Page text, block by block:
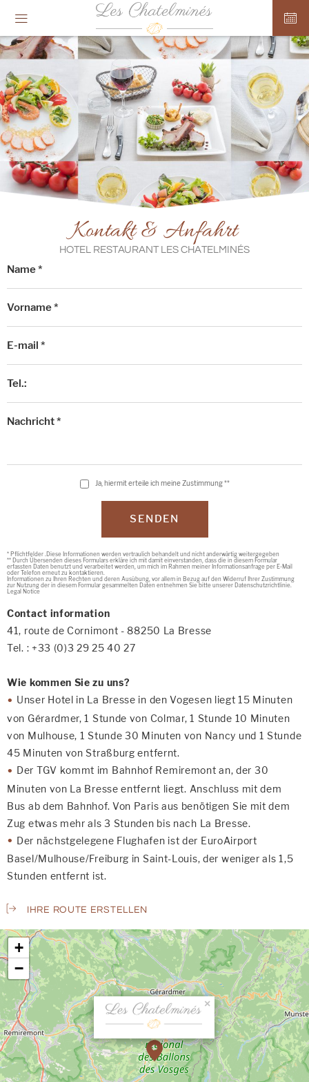
Kontakt & Anfahrt
HOTEL RESTAURANT LES CHATELMINÉS
Name *
Vorname *
E-mail *
Tel.:
Nachricht *
Ja, hiermit erteile ich meine Zustimmung **
SENDEN
* Pflichtfelder .Diese Informationen werden vertraulich behandelt und nicht anderwärtig weitergegeben
** Durch Übersenden dieses Formulars erkläre ich mit damit einverstanden, dass die in diesem Formular
erfassten Daten benutzt und verarbeitet werden, um mich im Rahmen meiner Informationsanfrage per E-Mail
oder Telefon erneut zu kontaktieren.
Informationen zu Ihren Rechten und deren Ausübung, vor allem in Bezug auf den Widerruf Ihrer Zustimmung
zur Nutzung der in diesem Formular gesammelten Daten entnehmen Sie bitte unserer Datenschutzrichtlinie.
Legal Notice
Contact information
41, route de Cornimont - 88250 La Bresse
Tel. : +33 (0)3 29 25 40 27
Wie kommen Sie zu uns?
Unser Hotel in La Bresse in den Vogesen liegt 15 Minuten
von Gérardmer, 1 Stunde von Colmar, 1 Stunde 10 Minuten
von Mulhouse, 1 Stunde 30 Minuten von Nancy und 1 Stunde
45 Minuten von Straßburg entfernt.
Der TGV kommt im Bahnhof Remiremont an, der 30
Minuten von La Bresse entfernt liegt. Anschluss mit dem
Bus ab dem Bahnhof. Von Paris aus benötigen Sie mit dem
Zug etwas mehr als 3 Stunden bis nach La Bresse.
Der nächstgelegene Flughafen ist der EuroAirport
Basel/Mulhouse/Freiburg in Saint-Louis, der weniger als 1,5
Stunden entfernt ist.
IHRE ROUTE ERSTELLEN
×
+
−